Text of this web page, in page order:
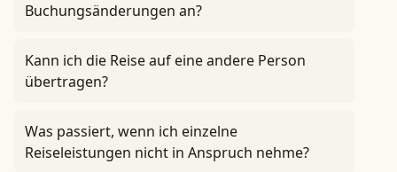
Buchungsänderungen an?
Kann ich die Reise auf eine andere Person
übertragen?
Was passiert, wenn ich einzelne
Reiseleistungen nicht in Anspruch nehme?